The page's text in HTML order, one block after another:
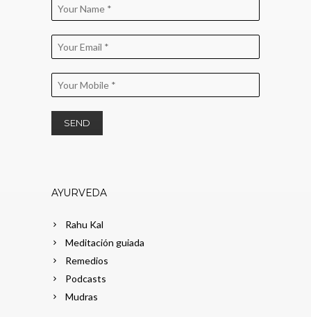
AYURVEDA
Rahu Kal
Meditación guiada
Remedios
Podcasts
Mudras